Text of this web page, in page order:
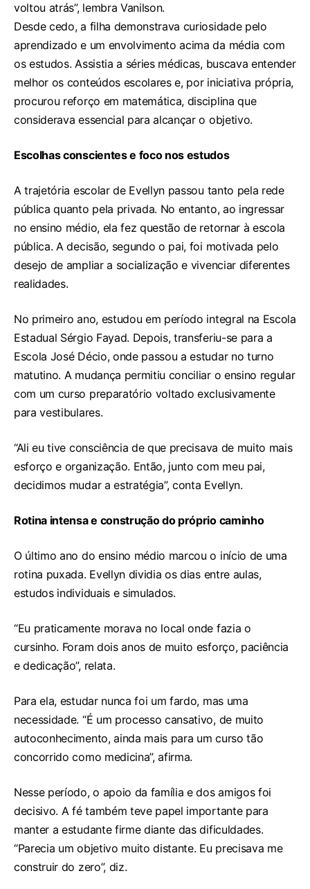
voltou atrás”, lembra Vanilson.
Desde cedo, a filha demonstrava curiosidade pelo
aprendizado e um envolvimento acima da média com
os estudos. Assistia a séries médicas, buscava entender
melhor os conteúdos escolares e, por iniciativa própria,
procurou reforço em matemática, disciplina que
considerava essencial para alcançar o objetivo.
Escolhas conscientes e foco nos estudos
A trajetória escolar de Evellyn passou tanto pela rede
pública quanto pela privada. No entanto, ao ingressar
no ensino médio, ela fez questão de retornar à escola
pública. A decisão, segundo o pai, foi motivada pelo
desejo de ampliar a socialização e vivenciar diferentes
realidades.
No primeiro ano, estudou em período integral na Escola
Estadual Sérgio Fayad. Depois, transferiu-se para a
Escola José Décio, onde passou a estudar no turno
matutino. A mudança permitiu conciliar o ensino regular
com um curso preparatório voltado exclusivamente
para vestibulares.
“Ali eu tive consciência de que precisava de muito mais
esforço e organização. Então, junto com meu pai,
decidimos mudar a estratégia”, conta Evellyn.
Rotina intensa e construção do próprio caminho
O último ano do ensino médio marcou o início de uma
rotina puxada. Evellyn dividia os dias entre aulas,
estudos individuais e simulados.
“Eu praticamente morava no local onde fazia o
cursinho. Foram dois anos de muito esforço, paciência
e dedicação”, relata.
Para ela, estudar nunca foi um fardo, mas uma
necessidade. “É um processo cansativo, de muito
autoconhecimento, ainda mais para um curso tão
concorrido como medicina”, afirma.
Nesse período, o apoio da família e dos amigos foi
decisivo. A fé também teve papel importante para
manter a estudante firme diante das dificuldades.
“Parecia um objetivo muito distante. Eu precisava me
construir do zero”, diz.